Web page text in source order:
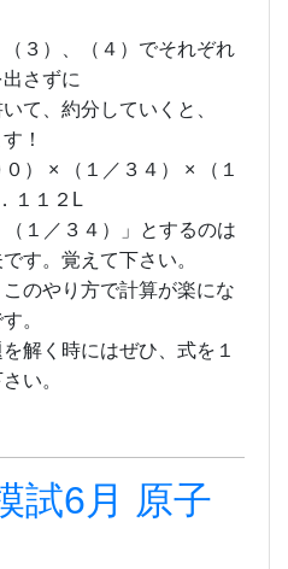
３）、（４）でそれぞれ
さずに
て、約分していくと、
！
） × （１／３４） × （１
１１２L
（１／３４）」とするのは
す。覚えて下さい。
のやり方で計算が楽にな
。
解く時にはぜひ、式を１
い。
試6月 原子